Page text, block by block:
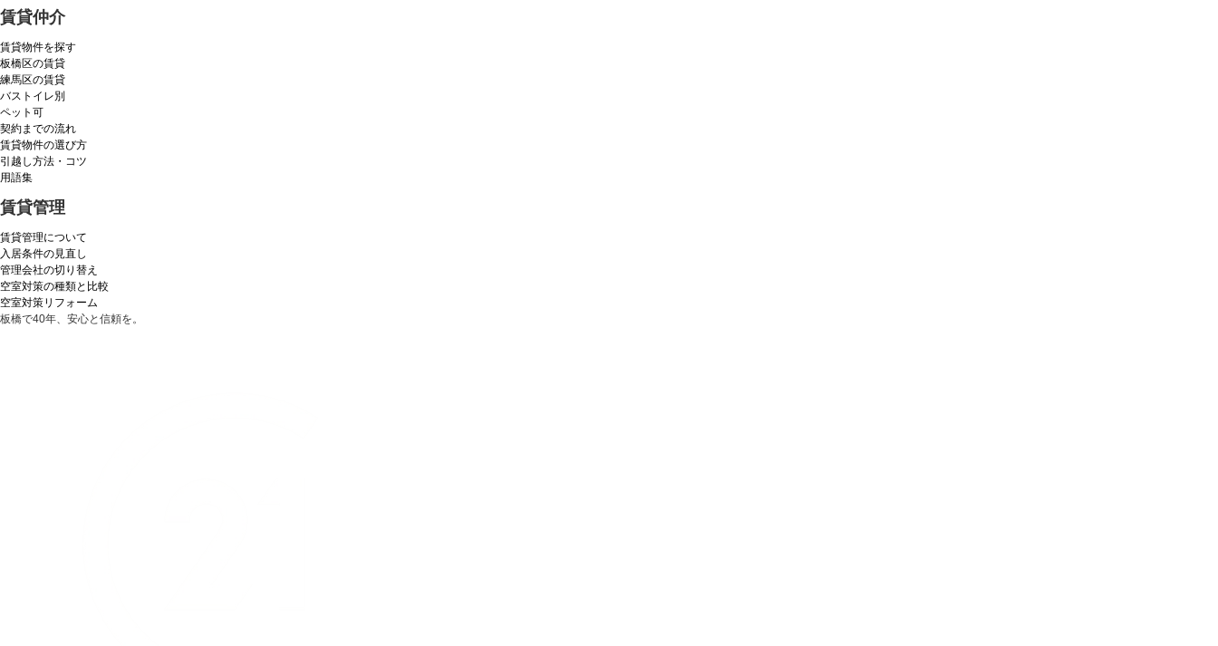
賃貸仲介
賃貸物件を探す
板橋区の賃貸
練馬区の賃貸
バストイレ別
ペット可
契約までの流れ
賃貸物件の選び方
引越し方法・コツ
用語集
賃貸管理
賃貸管理について
入居条件の見直し
管理会社の切り替え
空室対策の種類と比較
空室対策リフォーム
板橋で40年、安心と信頼を。